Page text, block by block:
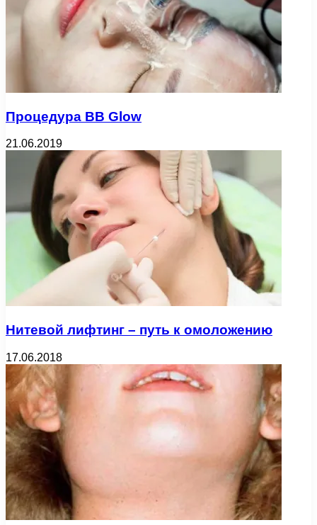
Процедура BB Glow
21.06.2019
Нитевой лифтинг – путь к омоложению
17.06.2018